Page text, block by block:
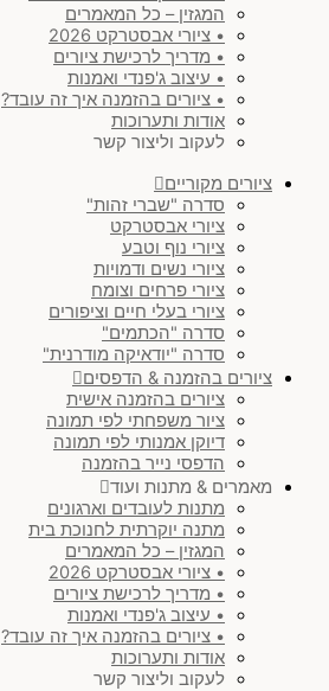
המגזין – כל המאמרים
• ציורי אבסטרקט 2026
• מדריך לרכישת ציורים
• עיצוב ג'פנדי ואמנות
• ציורים בהזמנה איך זה עובד?
אודות ותערוכות
לעקוב וליצור קשר
ציורים מקוריים
סדרה "שברי זהות"
ציורי אבסטרקט
ציורי נוף וטבע
ציורי נשים ודמויות
ציורי פרחים וצומח
ציורי בעלי חיים וציפורים
סדרה "הכתמים"
סדרה "יודאיקה מודרנית"
ציורים בהזמנה & הדפסים
ציורים בהזמנה אישית
ציור משפחתי לפי תמונה
דיוקן אמנותי לפי תמונה
הדפסי נייר בהזמנה
מאמרים & מתנות ועוד
מתנות לעובדים וארגונים
מתנה יוקרתית לחנוכת בית
המגזין – כל המאמרים
• ציורי אבסטרקט 2026
• מדריך לרכישת ציורים
• עיצוב ג'פנדי ואמנות
• ציורים בהזמנה איך זה עובד?
אודות ותערוכות
לעקוב וליצור קשר